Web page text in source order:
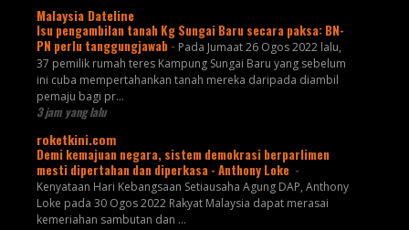
Malaysia Dateline
Isu pengambilan tanah Kg Sungai Baru secara paksa: BN-
PN perlu tanggungjawab - Pada Jumaat 26 Ogos 2022 lalu,
37 pemilik rumah teres Kampung Sungai Baru yang sebelum
ini cuba mempertahankan tanah mereka daripada diambil
pemaju bagi pr...
3 jam yang lalu
roketkini.com
Demi kemajuan negara, sistem demokrasi berparlimen
mesti dipertahan dan diperkasa - Anthony Loke -
Kenyataan Hari Kebangsaan Setiausaha Agung DAP, Anthony
Loke pada 30 Ogos 2022 Rakyat Malaysia dapat merasai
kemeriahan sambutan dan …